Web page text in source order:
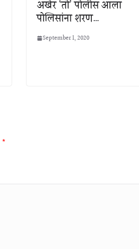
अखेर ‘तो’ पोलीस आला
पोलिसांना शरण…
September 1, 2020
*